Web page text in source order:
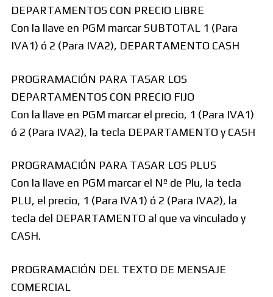
DEPARTAMENTOS CON PRECIO LIBRE
Con la llave en PGM marcar SUBTOTAL 1 (Para
IVA1) ó 2 (Para IVA2), DEPARTAMENTO CASH
PROGRAMACIÓN PARA TASAR LOS
DEPARTAMENTOS CON PRECIO FIJO
Con la llave en PGM marcar el precio, 1 (Para IVA1)
ó 2 (Para IVA2), la tecla DEPARTAMENTO y CASH
PROGRAMACIÓN PARA TASAR LOS PLUS
Con la llave en PGM marcar el Nº de Plu, la tecla
PLU, el precio, 1 (Para IVA1) ó 2 (Para IVA2), la
tecla del DEPARTAMENTO al que va vinculado y
CASH.
PROGRAMACIÓN DEL TEXTO DE MENSAJE
COMERCIAL